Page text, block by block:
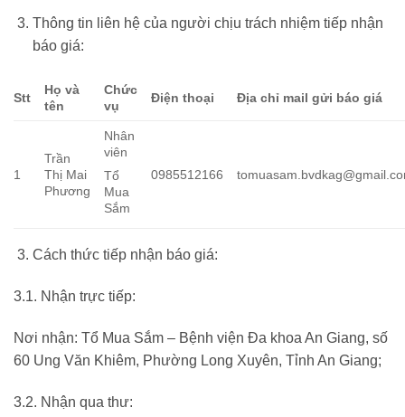
Thông tin liên hệ của người chịu trách nhiệm tiếp nhận
báo giá:
Stt
Họ và
tên
Chức
vụ
Điệnthoại Địa chỉ mail gửi báo giá
1
Trần
Thị Mai
Phương
Nhân
viên
Tổ
Mua
Sắm
0985512166
Cách thức tiếp nhận báo giá:
3.1. Nhận trực tiếp:
Nơi nhận: Tổ Mua Sắm – Bệnh viện Đa khoa An Giang, số
60 Ung Văn Khiêm, Phường Long Xuyên, Tỉnh An Giang;
3.2. Nhận qua thư: